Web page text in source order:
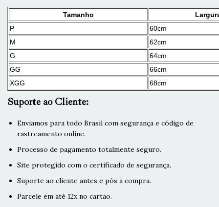
Tamanho
P
60cm
M
62cm
G
64cm
GG
66cm
XGG
68cm
Suporte ao Cliente:
Enviamos para todo Brasil com segurança e código de
rastreamento online.
Processo de pagamento totalmente seguro.
Site protegido com o certificado de segurança.
Suporte ao cliente antes e pós a compra.
Parcele em até 12x no cartão.